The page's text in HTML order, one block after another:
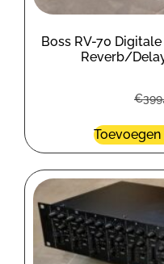
Boss RV-70
Reverb/
€